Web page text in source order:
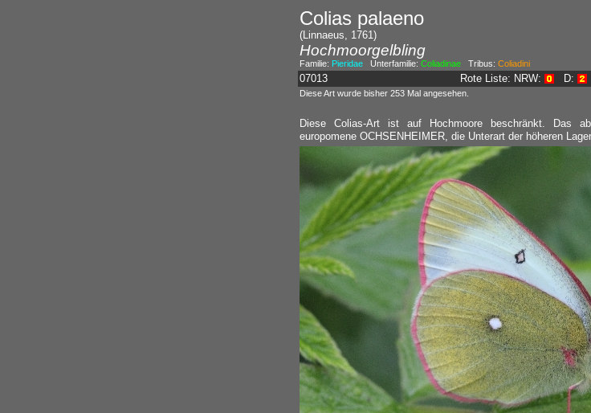
Colias palaeno
(Linnaeus, 1761)
Hochmoorgelbling
Familie: PieridaeUnterfamilie: ColiadinaeTribus: Coliadini
07013 Rote Liste: NRW: D:
Diese Art wurde bisher 253 Mal angesehen.
Diese Colias-Art ist auf Hochmoore beschränkt. Das
europomene OCHSENHEIMER, die Unterart der höheren